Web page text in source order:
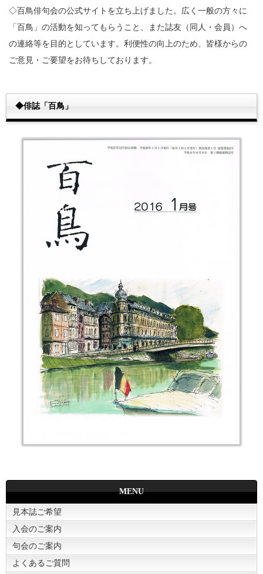
◇百鳥俳句会の公式サイトを立ち上げました。広く一般の方々に
「百鳥」の活動を知ってもらうこと、また誌友（同人・会員）へ
の連絡等を目的としています。利便性の向上のため、皆様からの
ご意見・ご要望をお待ちしております。
◆俳誌「百鳥」
MENU
見本誌ご希望
入会のご案内
句会のご案内
よくあるご質問